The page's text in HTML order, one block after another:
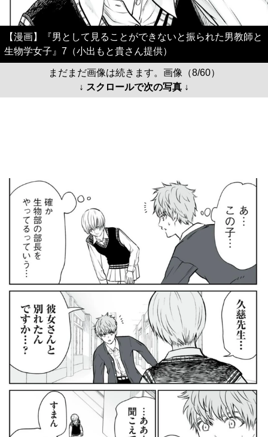
【漫画】『男として見ることができないと振られた男教師と
生物学女子』7（小出もと貴さん提供）
まだまだ画像は続きます。画像（8/60）
↓ スクロールで次の写真 ↓